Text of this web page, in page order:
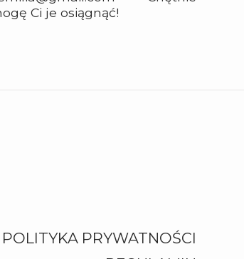
Ci je osiągnąć!
POLITYKA PRYWATNOŚCI